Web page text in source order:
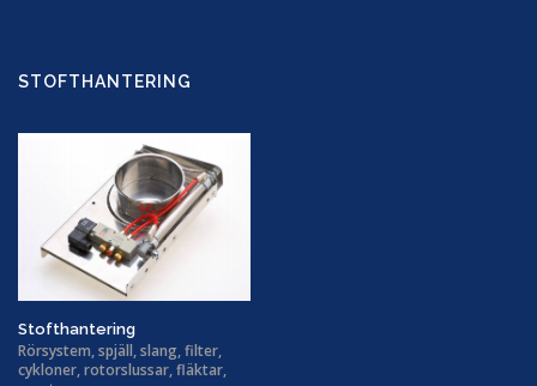
STOFTHANTERING
Stofthantering
Rörsystem, spjäll, slang, filter,
cykloner, rotorslussar, fläktar,